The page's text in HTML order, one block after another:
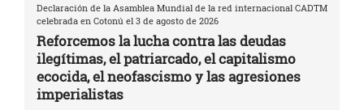
Declaración de la Asamblea Mundial de la red internacional CADTM
celebrada en Cotonú el 3 de agosto de 2026
Reforcemos la lucha contra las deudas
ilegítimas, el patriarcado, el capitalismo
ecocida, el neofascismo y las agresiones
imperialistas